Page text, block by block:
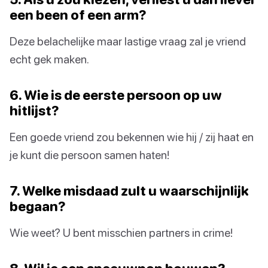
een been of een arm?
Deze belachelijke maar lastige vraag zal je vriend
echt gek maken.
6. Wie is de eerste persoon op uw
hitlijst?
Een goede vriend zou bekennen wie hij / zij haat en
je kunt die persoon samen haten!
7. Welke misdaad zult u waarschijnlijk
begaan?
Wie weet? U bent misschien partners in crime!